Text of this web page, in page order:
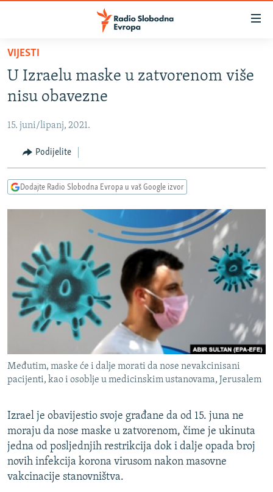
Pređite
glavni
sadržaj
na
navigaciju
Pređite
na
BOSNA I HERCEGOVINA
KOSOVO
CRNA GORA
VIDEO
INFOGRAFIKE
PODCASTI
KINA NA BALKANU
RSE PRIČE IZ SVIJETA
ISPRIČAJ MI
DNEVNO@RSE
SPECIJALI RSE
GENOCID U SREBRENICI
TV LIBERTY
POST SCRIPTUM
MOJA EVROPA
TRI DECENIJE OD RATA U BIH
PRATITE NAS
Sve RFE/RL stranice
VIJESTI
U Izraelu maske u zatvorenom više
nisu obavezne
15. juni/lipanj, 2021.
Podijelite
Dodajte Radio Slobodna Evropa u vaš Google izvor
Međutim, maske će i dalje morati da nose nevakcinisani
pacijenti, kao i osoblje u medicinskim ustanovama, Jerusalem
Izrael je obavijestio svoje građane da od 15. juna ne
moraju da nose maske u zatvorenom, čime je ukinuta
jedna od posljednjih restrikcija dok i dalje opada broj
novih infekcija korona virusom nakon masovne
vakcinacije stanovništva.